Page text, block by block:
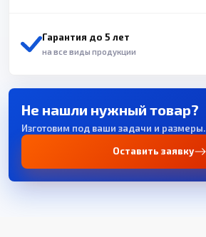
Гарантия до 5 лет
на все виды продукции
Не нашли нужный товар?
Изготовим под ваши задачи и размеры.
Оставить заявку